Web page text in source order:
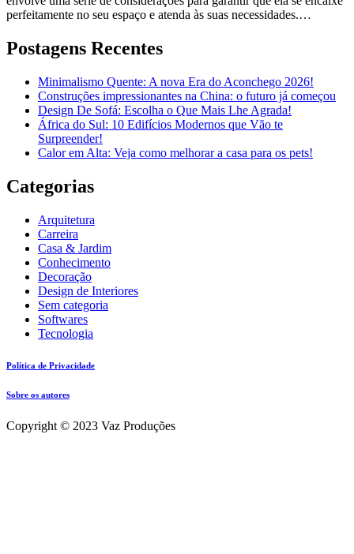
perfeitamente no seu espaço e atenda às suas necessidades.…
Postagens Recentes
Minimalismo Quente: A nova Era do Aconchego 2026!
Construções impressionantes na China: o futuro já começou
Design De Sofá: Escolha o Que Mais Lhe Agrada!
África do Sul: 10 Edifícios Modernos que Vão te
Surpreender!
Calor em Alta: Veja como melhorar a casa para os pets!
Categorias
Arquitetura
Carreira
Casa & Jardim
Conhecimento
Decoração
Design de Interiores
Sem categoria
Softwares
Tecnologia
Política de Privacidade
Sobre os autores
Copyright © 2023 Vaz Produções